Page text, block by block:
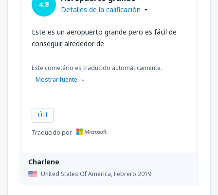
Charlene
United States Of America,Febrero 2019
4.8
Detalles de la calificación
Este es un aeropuerto grande pero es fácil de
conseguir alrededor de
Este cometário es traducido automáticamente.
Mostrar fuente
Útil
Traducido por